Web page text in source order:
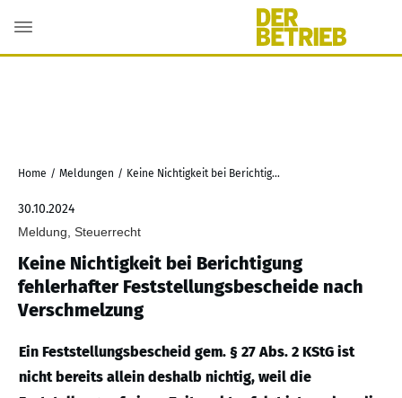
Home / Meldungen / Keine Nichtigkeit bei Berichtigung fehlerhafter Feststellungsbescheide nach Verschmelzung
30.10.2024
Meldung, Steuerrecht
Keine Nichtigkeit bei Berichtigung
fehlerhafter Feststellungsbescheide nach
Verschmelzung
Ein Feststellungsbescheid gem. § 27 Abs. 2 KStG ist
nicht bereits allein deshalb nichtig, weil die